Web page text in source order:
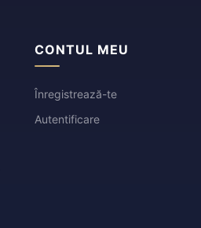
CONTUL MEU
Înregistrează-te
Autentificare